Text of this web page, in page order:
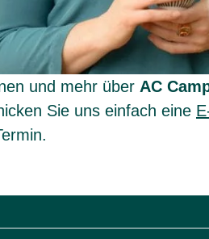
und mehr über AC
Sie uns einfach eine